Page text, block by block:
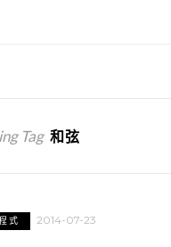
Tag 和弦
式 2014-07-23